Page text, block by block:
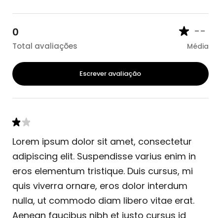
0
Total avaliações
--
Média
Escrever avaliação
Lorem ipsum dolor sit amet, consectetur
adipiscing elit. Suspendisse varius enim in
eros elementum tristique. Duis cursus, mi
quis viverra ornare, eros dolor interdum
nulla, ut commodo diam libero vitae erat.
Aenean faucibus nibh et justo cursus id